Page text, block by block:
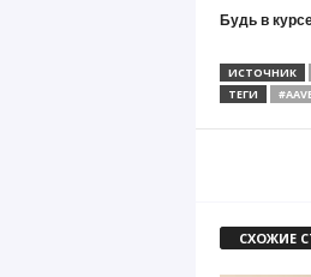
Будь в
ИСТОЧНИК
ТЕГИ
СХОЖИЕ